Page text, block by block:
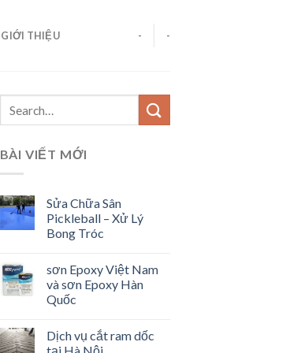
GIỚI THIỆU - -
BÀI VIẾT MỚI
Sửa Chữa Sân
Pickleball – Xử Lý
Bong Tróc
sơn Epoxy Việt Nam
và sơn Epoxy Hàn
Quốc
Dịch vụ cắt ram dốc
tại Hà Nội